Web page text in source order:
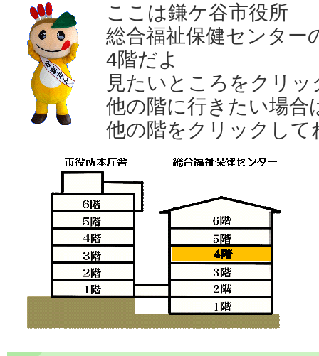
ここは鎌ケ谷市役所
総合福祉保健センター
4階だよ
見たいところをクリッ
他の階に行きたい場合
他の階をクリックして